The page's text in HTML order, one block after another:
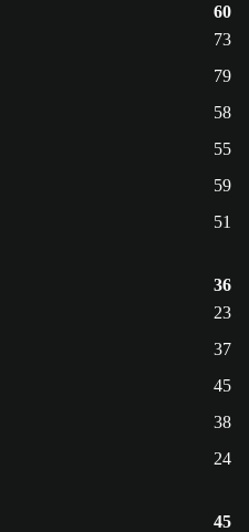
60
73
79
58
55
59
51
36
23
37
45
38
24
45